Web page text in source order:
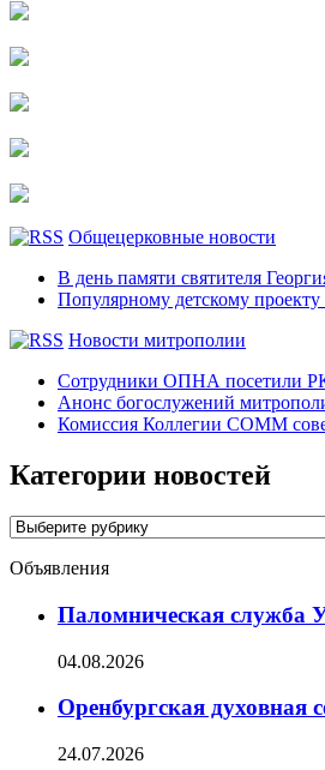
Общецерковные новости
В день памяти святителя
Популярному детскому
Новости митрополии
Сотрудники ОПНА посетили
Анонс богослужений
Комиссия Коллегии СОММ
Категории новостей
Категории
Объявления
Паломническая служба
04.08.2026
Оренбургская духовная
24.07.2026